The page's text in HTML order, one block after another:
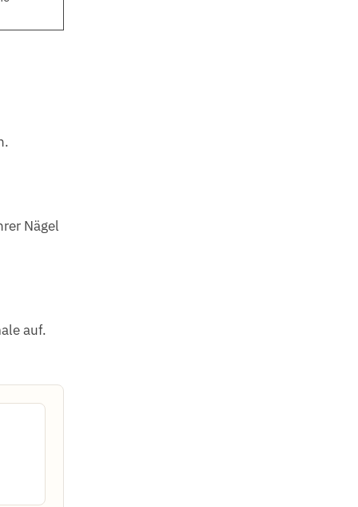
Nägel
auf.